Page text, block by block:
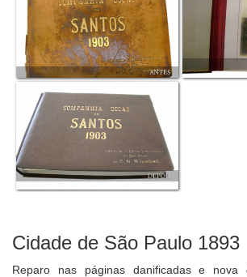
Cidade de São Paulo 1893
Reparo nas páginas danificadas e nova